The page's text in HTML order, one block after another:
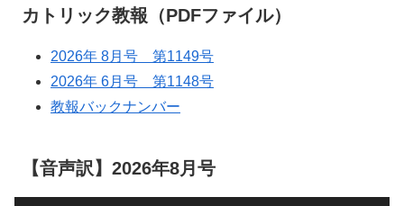
カトリック教報（PDFファイル）
2026年 8月号 第1149号
2026年 6月号 第1148号
教報バックナンバー
【音声訳】2026年8月号